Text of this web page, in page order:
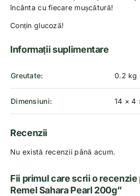
încânta cu fiecare mușcătură!
Conțin glucoză!
Informații suplimentare
Greutate 0.2 kg
Dimensiuni 14 × 4
Recenzii
Nu există recenzii până acum.
Fii primul care scrii o recenzie
Remel Sahara Pearl 200g”